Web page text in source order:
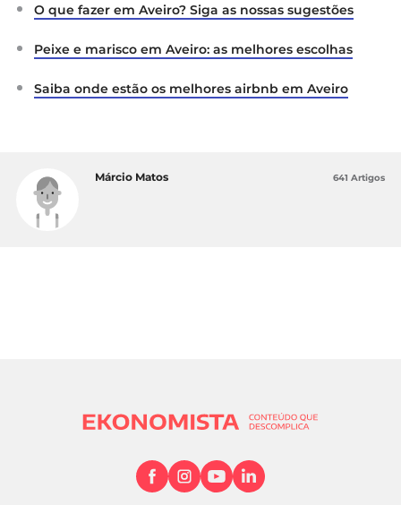
O que fazer em Aveiro? Siga as nossas sugestões
Peixe e marisco em Aveiro: as melhores escolhas
Saiba onde estão os melhores airbnb em Aveiro
Márcio Matos 641 Artigos